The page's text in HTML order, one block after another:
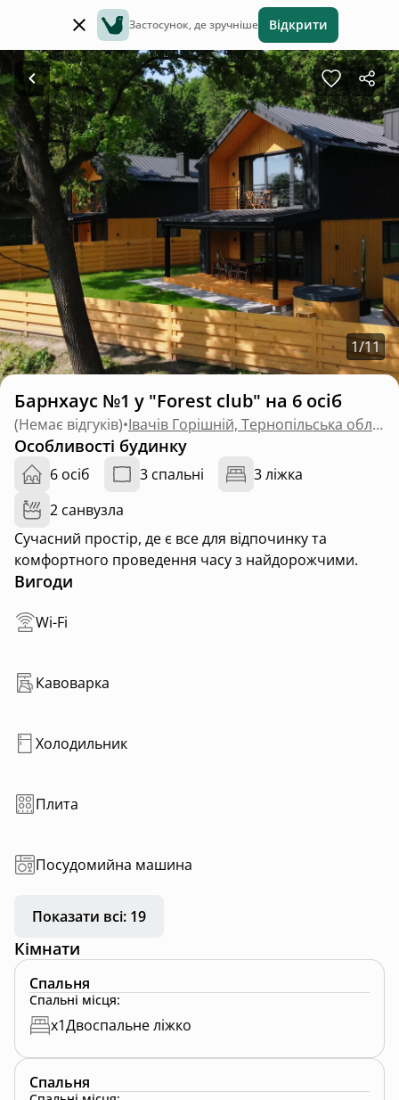
Застосунок, де зручніше Відкрити
1/11
Барнхаус №1 у "Forest club" на 6 осіб
(Немає відгуків)• Івачів Горішній, Тернопільська область
Особливості будинку
6 осіб 3 спальні
3 ліжка
2 санвузла
Сучасний простір, де є все для відпочинку та
комфортного проведення часу з найдорожчими.
Вигоди
Wi-Fi
Кавоварка
Холодильник
Плита
Посудомийна машина
Показати всі: 19
Кімнати
Спальня
Спальні місця:
x1Двоспальне ліжко
Спальня